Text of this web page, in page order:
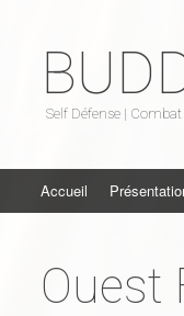
Self Défense |
Aller au contenu
Accueil
Ouest